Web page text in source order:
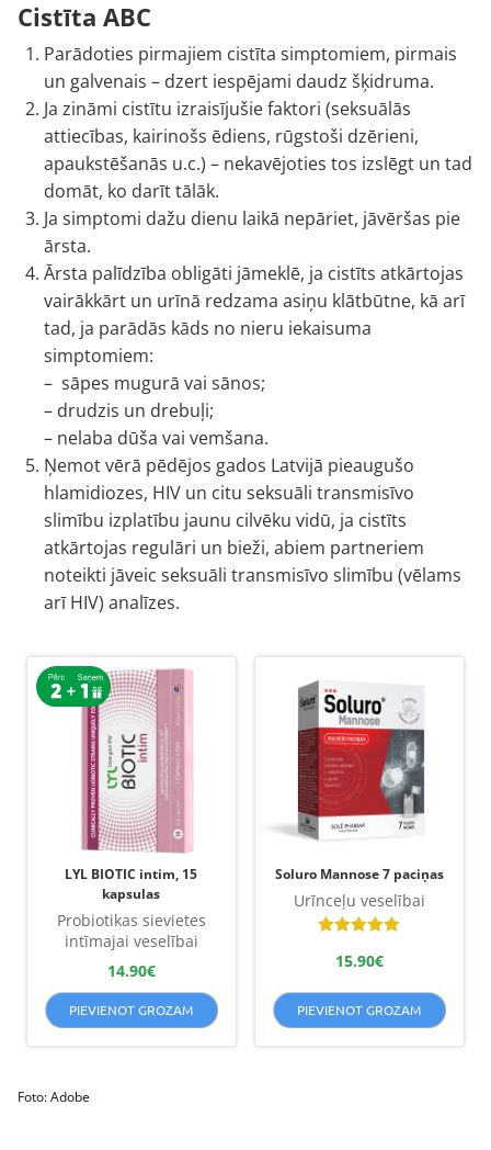
Cistīta ABC
Parādoties pirmajiem cistīta simptomiem, pirmais
un galvenais – dzert iespējami daudz šķidruma.
Ja zināmi cistītu izraisījušie faktori (seksuālās
attiecības, kairinošs ēdiens, rūgstoši dzērieni,
apaukstēšanās u.c.) – nekavējoties tos izslēgt un tad
domāt, ko darīt tālāk.
Ja simptomi dažu dienu laikā nepāriet, jāvēršas pie
ārsta.
Ārsta palīdzība obligāti jāmeklē, ja cistīts atkārtojas
vairākkārt un urīnā redzama asiņu klātbūtne, kā arī
tad, ja parādās kāds no nieru iekaisuma
simptomiem:
– sāpes mugurā vai sānos;
– drudzis un drebuļi;
– nelaba dūša vai vemšana.
Ņemot vērā pēdējos gados Latvijā pieaugušo
hlamidiozes, HIV un citu seksuāli transmisīvo
slimību izplatību jaunu cilvēku vidū, ja cistīts
atkārtojas regulāri un bieži, abiem partneriem
noteikti jāveic seksuāli transmisīvo slimību (vēlams
arī HIV) analīzes.
LYL BIOTIC intim, 15
kapsulas
Probiotikas sievietes
intīmajai veselībai
14.90€
PIEVIENOT GROZAM
Soluro Mannose 7 paciņas
Urīnceļu veselībai
ar
no 5
15.90€
PIEVIENOT GROZAM
Foto: Adobe